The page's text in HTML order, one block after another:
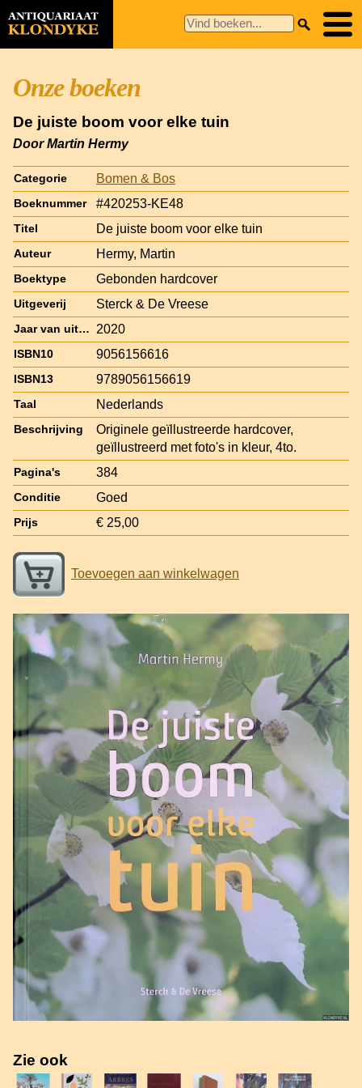
Onze boeken
De juiste boom voor elke tuin
Door Martin Hermy
Categorie Bomen & Bos
Boeknummer #420253-KE48
Titel De juiste boom voor elke tuin
Auteur Hermy, Martin
Boektype Gebonden hardcover
Uitgeverij Sterck & De Vreese
Jaar van uitgave 2020
ISBN10 9056156616
ISBN13 9789056156619
Taal Nederlands
Beschrijving
Originele geïllustreerde hardcover,
geïllustreerd met foto's in kleur, 4to.
Pagina's 384
Conditie Goed
Prijs € 25,00
Toevoegen aan winkelwagen
Zie ook